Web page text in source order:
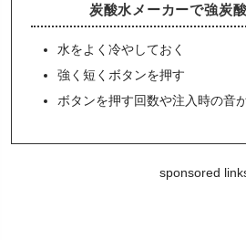
炭酸水メーカーで強炭
水をよく冷やしておく
強く短くボタンを押す
ボタンを押す回数や注入時の音
sponsored